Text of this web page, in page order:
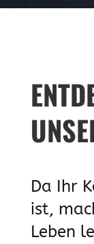
Da Ihr
ist,
Leben